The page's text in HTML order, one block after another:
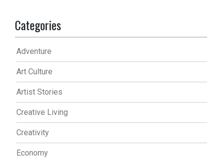
Categories
Adventure
Art Culture
Artist Stories
Creative Living
Creativity
Economy